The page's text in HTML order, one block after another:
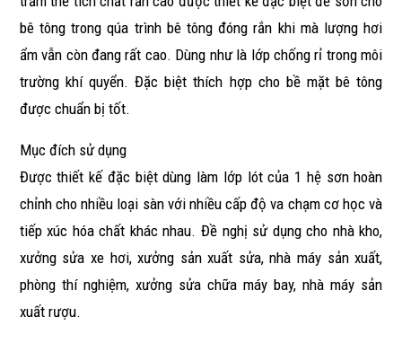
bê tông trong qúa trình bê tông đóng rắn khi mà lượng hơi
ẩm vẫn còn đang rất cao. Dùng như là lớp chống rỉ trong môi
trường khí quyển. Đặc biệt thích hợp cho bề mặt bê tông
được chuẩn bị tốt.
Mục đích sử dụng
Được thiết kế đặc biệt dùng làm lớp lót của 1 hệ sơn hoàn
chỉnh cho nhiều loại sàn với nhiều cấp độ va chạm cơ học và
tiếp xúc hóa chất khác nhau. Đề nghị sử dụng cho nhà kho,
xưởng sửa xe hơi, xưởng sản xuất sửa, nhà máy sản xuất,
phòng thí nghiệm, xưởng sửa chữa máy bay, nhà máy sản
xuất rượu.